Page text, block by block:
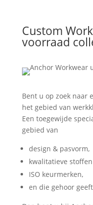
Custom
voorraad
Bent u op zoek naar
het gebied van
Een toegewijde
gebied van
design & pasvorm,
kwalitatieve
ISO keurmerken,
en die gehoor